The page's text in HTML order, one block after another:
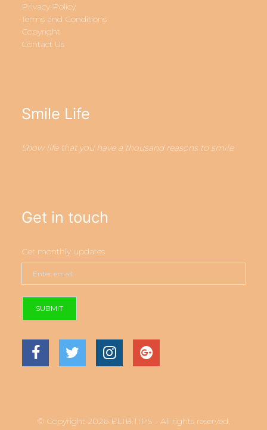
Privacy Policy
Terms and Conditions
Copyright
Contact Us
Smile Life
Show life that you have a thousand reasons to smile
Get in touch
Get monthly updates
SUBMIT
© Copyright 2026 ELIB.TIPS - All rights reserved.